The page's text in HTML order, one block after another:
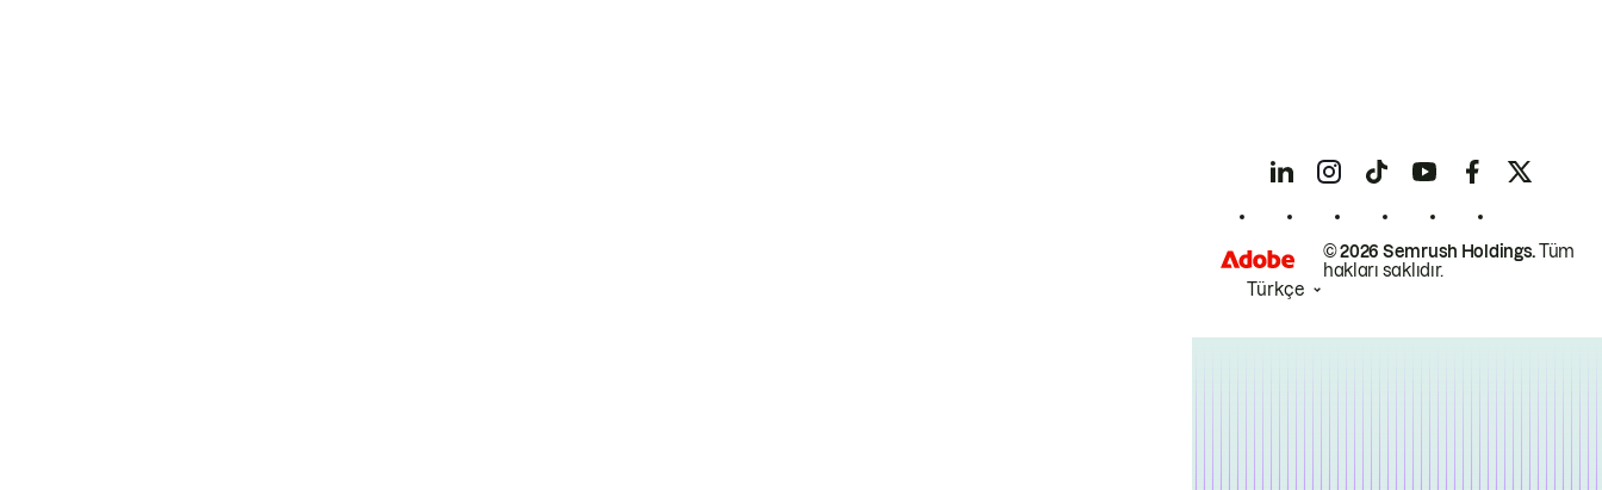
© 2026 Semrush Holdings.Tüm
hakları saklıdır.
Türkçe